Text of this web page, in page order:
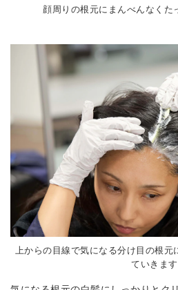
顔周りの根元にまんべんなくた
上からの目線で気になる分け目の根元
ていきます